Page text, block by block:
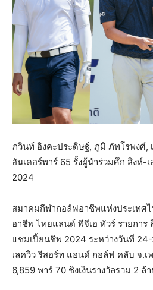
ภวินท์ อิงคะประดิษฐ์, ภูมิ ภัทโรพงศ์,
อันเดอร์พาร์ 65 รั้งผู้นำร่วมศึก สิงห์-
2024
สมาคมกีฬากอล์ฟอาชีพแห่งประเทศ
อาชีพ ไทยแลนด์ พีจีเอ ทัวร์ รายการ
แชมเปี้ยนชิพ 2024 ระหว่างวันที่
เลควิว รีสอร์ท แอนด์ กอล์ฟ คลับ จ.เ
6,859 พาร์ 70 ชิงเงินรางวัลรวม 2 ล้